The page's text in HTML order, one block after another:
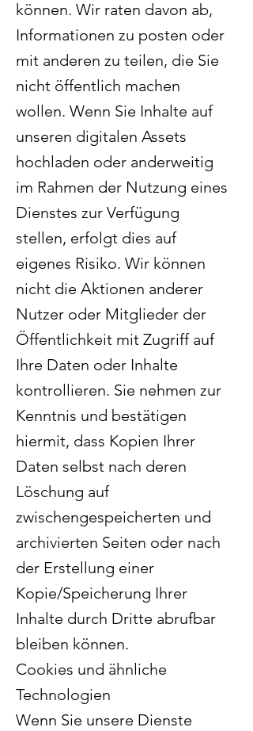
können. Wir raten davon ab,
Informationen zu posten oder
mit anderen zu teilen, die Sie
nicht öffentlich machen
wollen. Wenn Sie Inhalte auf
unseren digitalen Assets
hochladen oder anderweitig
im Rahmen der Nutzung eines
Dienstes zur Verfügung
stellen, erfolgt dies auf
eigenes Risiko. Wir können
nicht die Aktionen anderer
Nutzer oder Mitglieder der
Öffentlichkeit mit Zugriff auf
Ihre Daten oder Inhalte
kontrollieren. Sie nehmen zur
Kenntnis und bestätigen
hiermit, dass Kopien Ihrer
Daten selbst nach deren
Löschung auf
zwischengespeicherten und
archivierten Seiten oder nach
der Erstellung einer
Kopie/Speicherung Ihrer
Inhalte durch Dritte abrufbar
bleiben können.
Cookies und ähnliche
Technologien
Wenn Sie unsere Dienste